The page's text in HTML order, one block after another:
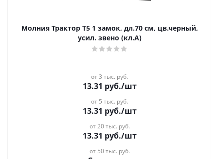
Молния Трактор Т5 1 замок, дл.70 см, цв.черный,
усил. звено (кл.А)
от 3 тыс. руб.
13.31 руб./шт
от 5 тыс. руб.
13.31 руб./шт
от 20 тыс. руб.
13.31 руб./шт
от 50 тыс. руб.